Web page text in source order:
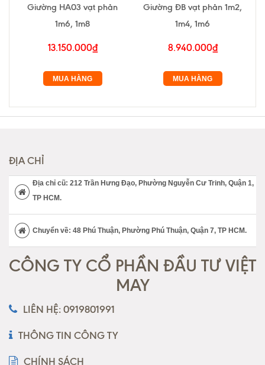
Giường HA03 vạt phản
1m6, 1m8
13.150.000₫
MUA HÀNG
Giường ĐB vạt phản 1m2,
1m4, 1m6
8.940.000₫
MUA HÀNG
ĐỊA CHỈ
Địa chỉ cũ: 212 Trần Hưng Đạo, Phường Nguyễn Cư Trinh, Quận 1,
TP HCM.
Chuyển về: 48 Phú Thuận, Phường Phú Thuận, Quận 7, TP HCM.
CÔNG TY CỔ PHẦN ĐẦU TƯ VIỆT
MAY
LIÊN HỆ: 0919801991
THÔNG TIN CÔNG TY
CHÍNH SÁCH